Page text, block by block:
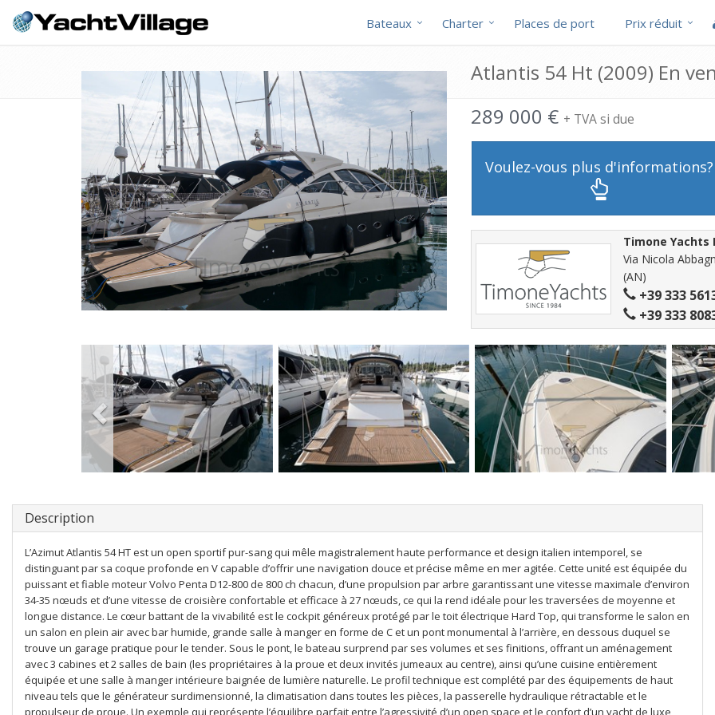
Bateaux Charter Places de port Prix réduit
Atlantis 54 Ht (2009) En
289 000 € + TVA si due
Voulez-vous plus d'informations?
Timone Yachts
Via Nicola
(AN)
+39 333
+39 333
Description
L’Azimut Atlantis 54 HT est un open sportif pur-sang qui mêle magistralement haute performance et design italien intemporel, se
distinguant par sa coque profonde en V capable d’offrir une navigation douce et précise même en mer agitée. Cette unité est équipée du
puissant et fiable moteur Volvo Penta D12-800 de 800 ch chacun, d’une propulsion par arbre garantissant une vitesse maximale d’environ
34-35 nœuds et d’une vitesse de croisière confortable et efficace à 27 nœuds, ce qui la rend idéale pour les traversées de moyenne et
longue distance. Le cœur battant de la vivabilité est le cockpit généreux protégé par le toit électrique Hard Top, qui transforme le salon en
un salon en plein air avec bar humide, grande salle à manger en forme de C et un pont monumental à l’arrière, en dessous duquel se
trouve un garage pratique pour le tender. Sous le pont, le bateau surprend par ses volumes et ses finitions, offrant un aménagement
avec 3 cabines et 2 salles de bain (les propriétaires à la proue et deux invités jumeaux au centre), ainsi qu’une cuisine entièrement
équipée et une salle à manger intérieure baignée de lumière naturelle. Le profil technique est complété par des équipements de haut
niveau tels que le générateur surdimensionné, la climatisation dans toutes les pièces, la passerelle hydraulique rétractable et le
propulseur de proue. Un exemple qui représente l’équilibre parfait entre l’agressivité d’un open space et le confort d’un yacht de luxe,